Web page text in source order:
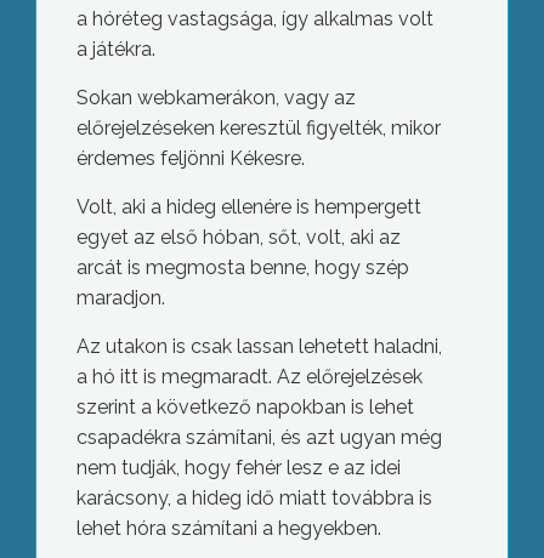
a hóréteg vastagsága, így alkalmas volt
a játékra.
Sokan webkamerákon, vagy az
előrejelzéseken keresztül figyelték, mikor
érdemes feljönni Kékesre.
Volt, aki a hideg ellenére is hempergett
egyet az első hóban, sőt, volt, aki az
arcát is megmosta benne, hogy szép
maradjon.
Az utakon is csak lassan lehetett haladni,
a hó itt is megmaradt. Az előrejelzések
szerint a következő napokban is lehet
csapadékra számítani, és azt ugyan még
nem tudják, hogy fehér lesz e az idei
karácsony, a hideg idő miatt továbbra is
lehet hóra számítani a hegyekben.